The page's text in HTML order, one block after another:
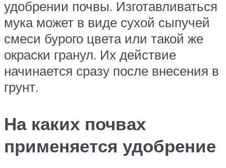
удобрении почвы. Изготавливаться
мука может в виде сухой сыпучей
смеси бурого цвета или такой же
окраски гранул. Их действие
начинается сразу после внесения в
грунт.
На каких почвах
применяется удобрение